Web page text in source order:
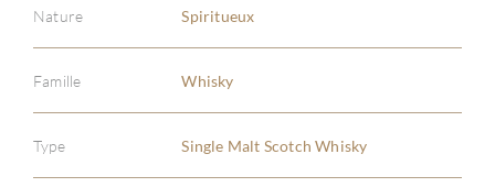
Nature Spiritueux
Famille Whisky
Type Single Malt Scotch Whisky